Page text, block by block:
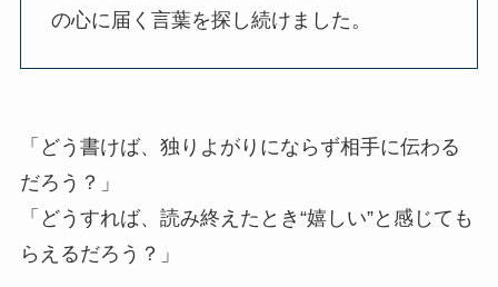
の心に届く言葉を探し続けました。
「どう書けば、独りよがりにならず相手に伝わる
だろう？」
「どうすれば、読み終えたとき“嬉しい”と感じても
らえるだろう？」